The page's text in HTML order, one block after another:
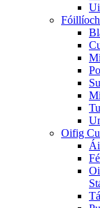
Oifig